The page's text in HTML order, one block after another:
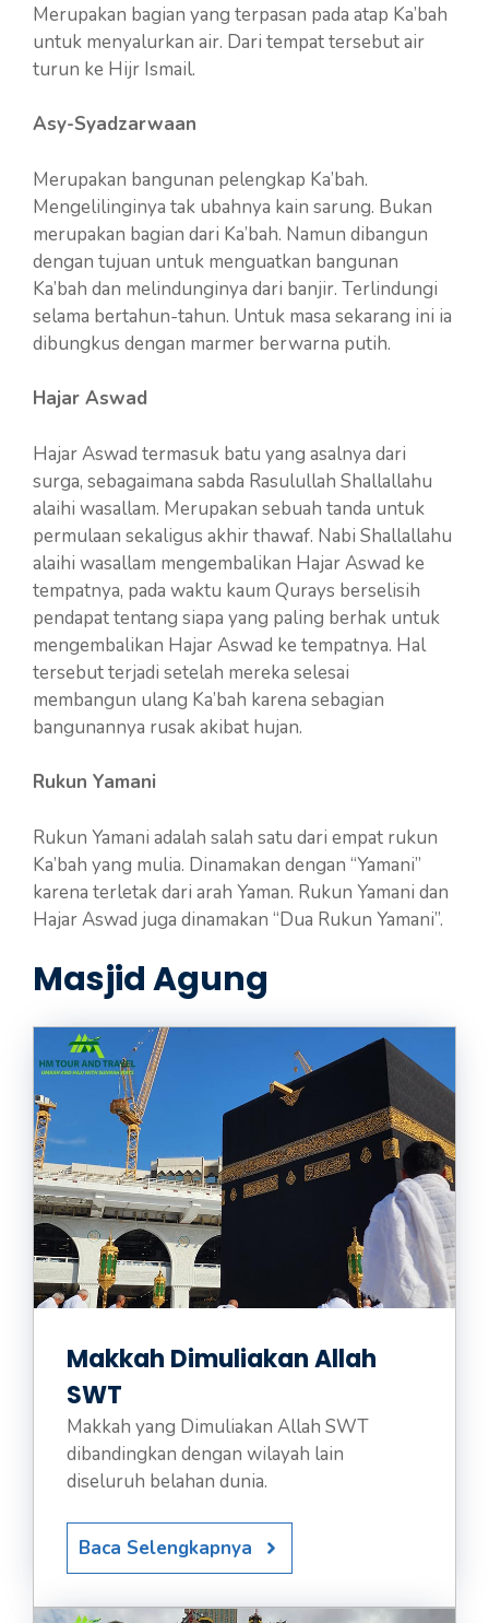
Merupakan bagian yang terpasan pada atap Ka’bah
untuk menyalurkan air. Dari tempat tersebut air
turun ke Hijr Ismail.
Asy-Syadzarwaan
Merupakan bangunan pelengkap Ka’bah.
Mengelilinginya tak ubahnya kain sarung. Bukan
merupakan bagian dari Ka’bah. Namun dibangun
dengan tujuan untuk menguatkan bangunan
Ka’bah dan melindunginya dari banjir. Terlindungi
selama bertahun-tahun. Untuk masa sekarang ini ia
dibungkus dengan marmer berwarna putih.
Hajar Aswad
Hajar Aswad termasuk batu yang asalnya dari
surga, sebagaimana sabda Rasulullah Shallallahu
alaihi wasallam. Merupakan sebuah tanda untuk
permulaan sekaligus akhir thawaf. Nabi Shallallahu
alaihi wasallam mengembalikan Hajar Aswad ke
tempatnya, pada waktu kaum Qurays berselisih
pendapat tentang siapa yang paling berhak untuk
mengembalikan Hajar Aswad ke tempatnya. Hal
tersebut terjadi setelah mereka selesai
membangun ulang Ka’bah karena sebagian
bangunannya rusak akibat hujan.
Rukun Yamani
Rukun Yamani adalah salah satu dari empat rukun
Ka’bah yang mulia. Dinamakan dengan “Yamani”
karena terletak dari arah Yaman. Rukun Yamani dan
Hajar Aswad juga dinamakan “Dua Rukun Yamani”.
Masjid Agung
Makkah Dimuliakan Allah
SWT
Makkah yang Dimuliakan Allah SWT
dibandingkan dengan wilayah lain
diseluruh belahan dunia.
Baca Selengkapnya